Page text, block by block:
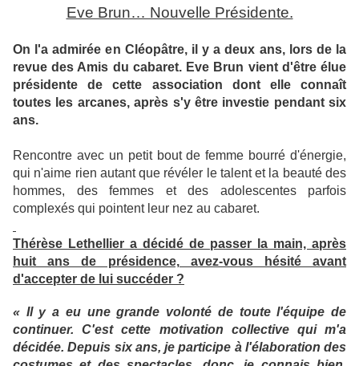
Eve Brun… Nouvelle Présidente.
On l'a admirée en Cléopâtre, il y a deux ans, lors de la
revue des Amis du cabaret. Eve Brun vient d'être élue
présidente de cette association dont elle connaît
toutes les arcanes, après s'y être investie pendant six
ans.
Rencontre avec un petit bout de femme bourré d'énergie,
qui n'aime rien autant que révéler le talent et la beauté des
hommes, des femmes et des adolescentes parfois
complexés qui pointent leur nez au cabaret.
Thérèse Lethellier a décidé de passer la main, après
huit ans de présidence, avez-vous hésité avant
d'accepter de lui succéder ?
« Il y a eu une grande volonté de toute l'équipe de
continuer. C'est cette motivation collective qui m'a
décidée. Depuis six ans, je participe à l'élaboration des